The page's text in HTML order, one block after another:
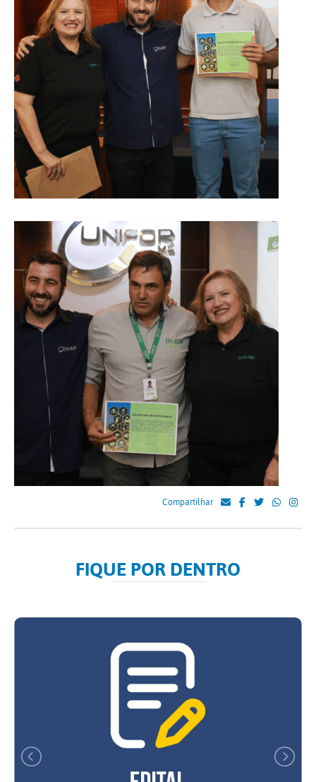
Compartilhar
FIQUE POR DENTRO